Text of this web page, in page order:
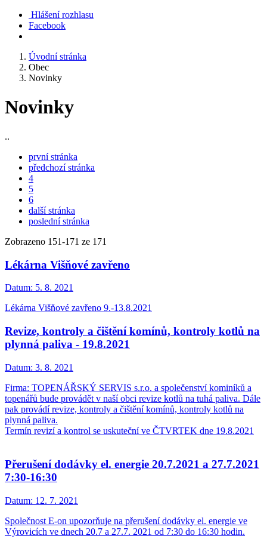
Hlášení rozhlasu
Facebook
Úvodní stránka
Obec
Novinky
Novinky
..
první stránka
předchozí stránka
4
5
6
další stránka
poslední stránka
Zobrazeno 151-171 ze 171
Lékárna Višňové zavřeno
Datum: 5. 8. 2021
Lékárna Višňové zavřeno 9.-13.8.2021
Revize, kontroly a čištění komínů, kontroly kotlů na
plynná paliva - 19.8.2021
Datum: 3. 8. 2021
Firma: TOPENÁŘSKÝ SERVIS s.r.o. a společenství kominíků a
topenářů bude provádět v naší obci revize kotlů na tuhá paliva. Dále
pak provádí revize, kontroly a čištění komínů, kontroly kotlů na
plynná paliva.
Termín revizí a kontrol se uskuteční ve ČTVRTEK dne 19.8.2021
Přerušení dodávky el. energie 20.7.2021 a 27.7.2021
7:30-16:30
Datum: 12. 7. 2021
Společnost E-on upozorňuje na přerušení dodávky el. energie ve
Výrovicích ve dnech 20.7 a 27.7. 2021 od 7:30 do 16:30 hodin.